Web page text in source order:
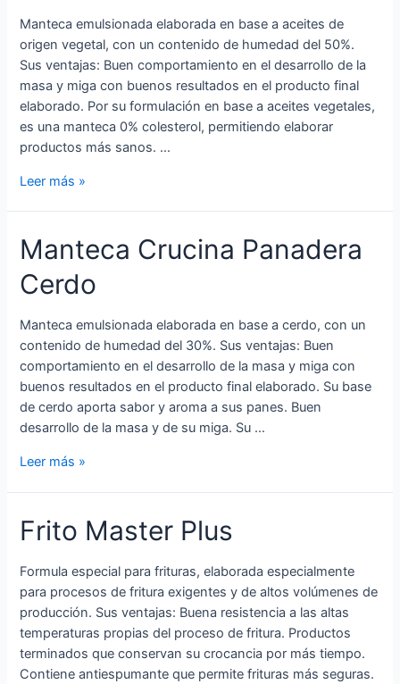
Manteca emulsionada elaborada en base a aceites de
origen vegetal, con un contenido de humedad del 50%.
Sus ventajas: Buen comportamiento en el desarrollo de la
masa y miga con buenos resultados en el producto final
elaborado. Por su formulación en base a aceites vegetales,
es una manteca 0% colesterol, permitiendo elaborar
productos más sanos. …
Leer más »
Manteca Crucina Panadera
Cerdo
Manteca emulsionada elaborada en base a cerdo, con un
contenido de humedad del 30%. Sus ventajas: Buen
comportamiento en el desarrollo de la masa y miga con
buenos resultados en el producto final elaborado. Su base
de cerdo aporta sabor y aroma a sus panes. Buen
desarrollo de la masa y de su miga. Su …
Leer más »
Frito Master Plus
Formula especial para frituras, elaborada especialmente
para procesos de fritura exigentes y de altos volúmenes de
producción. Sus ventajas: Buena resistencia a las altas
temperaturas propias del proceso de fritura. Productos
terminados que conservan su crocancia por más tiempo.
Contiene antiespumante que permite frituras más seguras.